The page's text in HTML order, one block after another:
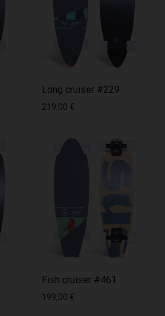
Long cruiser #229
219,00 €
Fish cruiser #461
199,00 €